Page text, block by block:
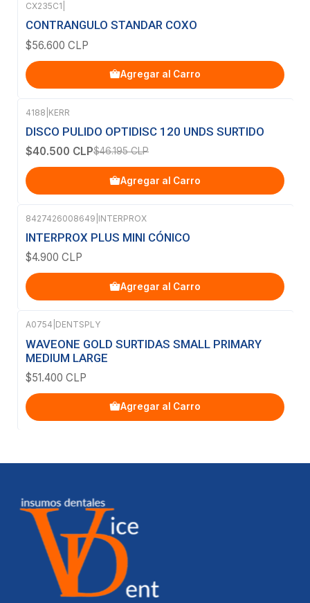
CX235C1
CONTRANGULO STANDAR COXO
$56.600 CLP
Agregar al Carro
-12%OFF
4188 KERR
DISCO PULIDO OPTIDISC 120 UNDS SURTIDO
$40.500 CLP$46.195 CLP
Agregar al Carro
8427426008649 INTERPROX
INTERPROX PLUS MINI CÓNICO
$4.900 CLP
Agregar al Carro
A0754 DENTSPLY
WAVEONE GOLD SURTIDAS SMALL PRIMARY
MEDIUM LARGE
$51.400 CLP
Agregar al Carro